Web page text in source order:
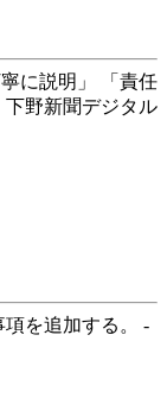
に説明」 「責任
野新聞デジタル
を追加する。 -